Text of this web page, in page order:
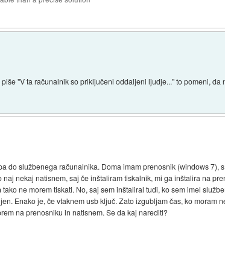
"V ta računalnik so priključeni oddaljeni ljudje..." to pomeni,
do službenega računalnika. Doma imam prenosnik (windows 7),
nekaj natisnem, saj če inštaliram tiskalnik, mi ga inštalira na
ne morem tiskati. No, saj sem inštaliral tudi, ko sem imel
Enako je, če vtaknem usb ključ. Zato izgubljam čas, ko moram
na prenosniku in natisnem. Se da kaj narediti?